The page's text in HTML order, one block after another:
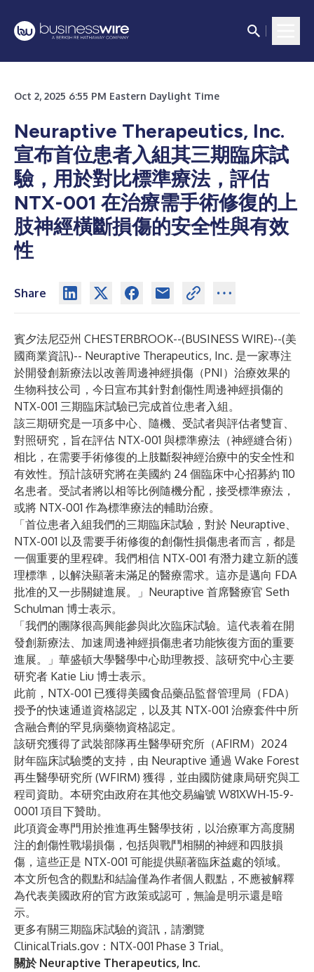
Oct 2, 2025 6:55 PM Eastern Daylight Time
Neuraptive Therapeutics, Inc.
宣布首位患者入組其三期臨床試
驗，用於對比標準療法，評估
NTX-001 在治療需手術修復的上
肢神經橫斷損傷的安全性與有效
性
Share
賓夕法尼亞州 CHESTERBROOK--(BUSINESS WIRE)--(美
國商業資訊)-- Neuraptive Therapeutics, Inc. 是一家專注
於開發創新療法以改善周邊神經損傷（PNI）治療效果的
生物科技公司，今日宣布其針對創傷性周邊神經損傷的
NTX-001 三期臨床試驗已完成首位患者入組。
該三期研究是一項多中心、隨機、受試者與評估者雙盲、
對照研究，旨在評估 NTX-001 與標準療法（神經縫合術）
相比，在需要手術修復的上肢斷裂神經治療中的安全性和
有效性。預計該研究將在美國約 24 個臨床中心招募約 110
名患者。受試者將以相等比例隨機分配，接受標準療法，
或將 NTX-001 作為標準療法的輔助治療。
「首位患者入組我們的三期臨床試驗，對於 Neuraptive、
NTX-001 以及需要手術修復的創傷性損傷患者而言，都是
一個重要的里程碑。我們相信 NTX-001 有潛力建立新的護
理標準，以解決顯著未滿足的醫療需求。這亦是邁向 FDA
批准的又一步關鍵進展。」Neuraptive 首席醫療官 Seth
Schulman 博士表示。
「我們的團隊很高興能參與此次臨床試驗。這代表着在開
發創新療法、加速周邊神經損傷患者功能恢復方面的重要
進展。」華盛頓大學醫學中心助理教授、該研究中心主要
研究者 Katie Liu 博士表示。
此前，NTX-001 已獲得美國食品藥品監督管理局（FDA）
授予的快速通道資格認定，以及其 NTX-001 治療套件中所
含融合劑的罕見病藥物資格認定。
該研究獲得了武裝部隊再生醫學研究所（AFIRM）2024
財年臨床試驗獎的支持，由 Neuraptive 通過 Wake Forest
再生醫學研究所 (WFIRM) 獲得，並由國防健康局研究與工
程司資助。本研究由政府在其他交易編號 W81XWH-15-9-
0001 項目下贊助。
此項資金專門用於推進再生醫學技術，以治療軍方高度關
注的創傷性戰場損傷，包括與戰鬥相關的神經和四肢損
傷，這些正是 NTX-001 可能提供顯著臨床益處的領域。
本文所包含的觀點和結論僅為作者個人觀點，不應被解釋
為代表美國政府的官方政策或認可，無論是明示還是暗
示。
更多有關三期臨床試驗的資訊，請瀏覽
ClinicalTrials.gov： NTX-001 Phase 3 Trial。
關於 Neuraptive Therapeutics, Inc.